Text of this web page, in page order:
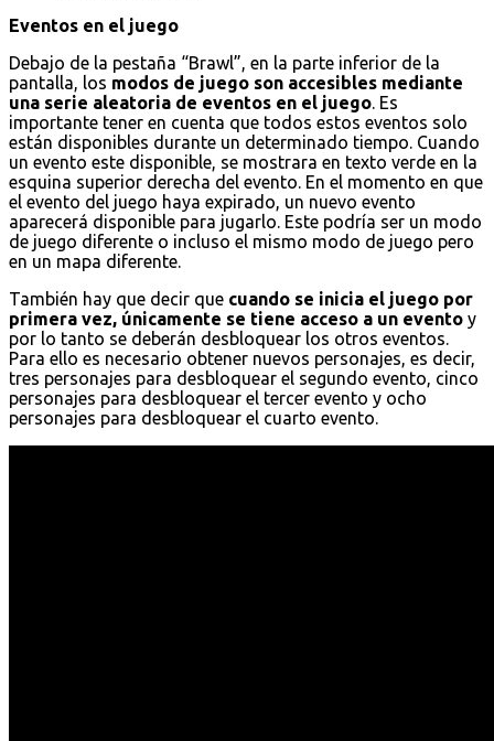
Eventos en el juego
Debajo de la pestaña “Brawl”, en la parte inferior de la
pantalla, los modos de juego son accesibles mediante
una serie aleatoria de eventos en el juego. Es
importante tener en cuenta que todos estos eventos solo
están disponibles durante un determinado tiempo. Cuando
un evento este disponible, se mostrara en texto verde en la
esquina superior derecha del evento. En el momento en que
el evento del juego haya expirado, un nuevo evento
aparecerá disponible para jugarlo. Este podría ser un modo
de juego diferente o incluso el mismo modo de juego pero
en un mapa diferente.
También hay que decir que cuando se inicia el juego por
primera vez, únicamente se tiene acceso a un evento y
por lo tanto se deberán desbloquear los otros eventos.
Para ello es necesario obtener nuevos personajes, es decir,
tres personajes para desbloquear el segundo evento, cinco
personajes para desbloquear el tercer evento y ocho
personajes para desbloquear el cuarto evento.